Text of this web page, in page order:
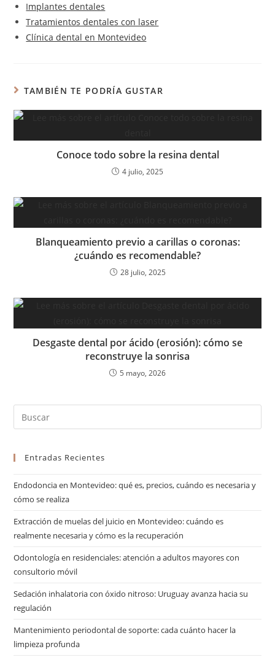
Implantes dentales
Tratamientos dentales con laser
Clínica dental en Montevideo
TAMBIÉN TE PODRÍA GUSTAR
Conoce todo sobre la resina dental
4 julio, 2025
Blanqueamiento previo a carillas o coronas:
¿cuándo es recomendable?
28 julio, 2025
Desgaste dental por ácido (erosión): cómo se
reconstruye la sonrisa
5 mayo, 2026
Entradas Recientes
Endodoncia en Montevideo: qué es, precios, cuándo es necesaria y
cómo se realiza
Extracción de muelas del juicio en Montevideo: cuándo es
realmente necesaria y cómo es la recuperación
Odontología en residenciales: atención a adultos mayores con
consultorio móvil
Sedación inhalatoria con óxido nitroso: Uruguay avanza hacia su
regulación
Mantenimiento periodontal de soporte: cada cuánto hacer la
limpieza profunda